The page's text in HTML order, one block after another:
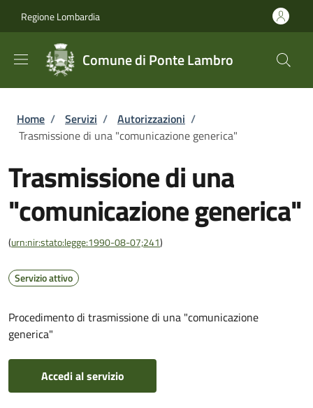
Regione Lombardia
Comune di Ponte Lambro
Briciole di pane
Home / Servizi / Autorizzazioni /
Trasmissione di una "comunicazione generica"
Trasmissione di una
"comunicazione generica"
(urn:nir:stato:legge:1990-08-07;241)
Servizio attivo
Procedimento di trasmissione di una "comunicazione
generica"
Accedi al servizio